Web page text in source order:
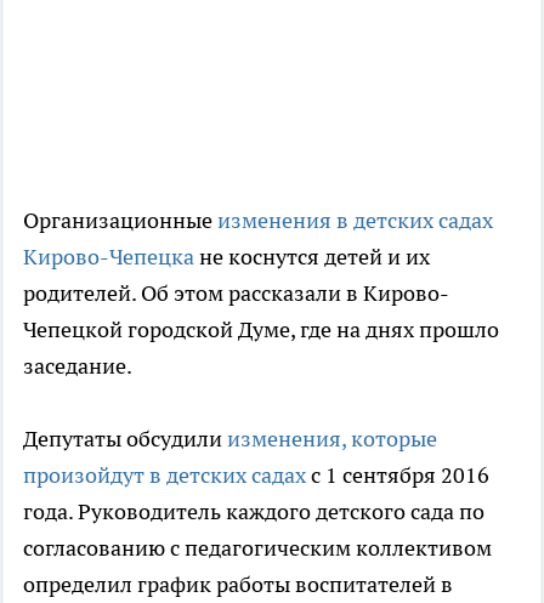
Организационныеизменения в детских садах
Кирово-Чепецкане коснутся детей и их
родителей. Об этом рассказали в Кирово-
Чепецкой городской Думе, где на днях прошло
заседание.
Депутаты обсудилиизменения, которые
произойдут в детских садахс 1 сентября 2016
года. Руководитель каждого детского сада по
согласованию с педагогическим коллективом
определил график работы воспитателей в